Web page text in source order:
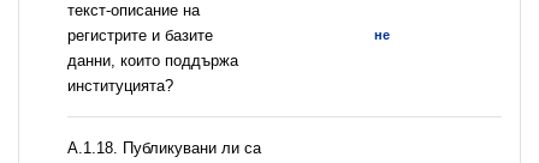
текст-описание на
регистрите и базите
данни, които поддържа
институцията?
не
А.1.18. Публикувани ли са